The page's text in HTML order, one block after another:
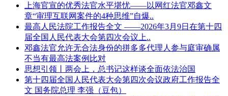
上海官宣的优秀法官水平堪忧——以网红法官邓鑫文
章“审理互联网案件的4种思维”自爆..
最高人民法院工作报告全文 ——2026年3月9日在第十四
届全国人民代表大会第四次会议上..
邓鑫法官允许无合法身份的拼多多代理人参与庭审确属
不当有最高法案例比对
思想引领丨两会上，总书记这样谈全面依法治国
第十四届全国人民代表大会第四次会议政府工作报告全
文 国务院总理 李强（豆包）